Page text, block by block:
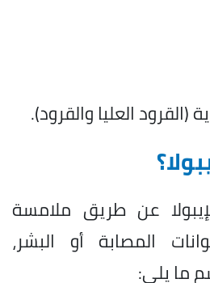
(القرود العليا والقرود).
عن طريق ملامسة
المصابة أو البشر،
ما يلي: